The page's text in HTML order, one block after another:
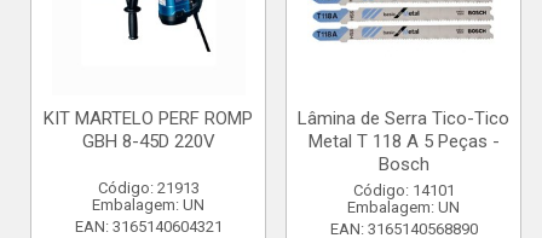
KIT MARTELO PERF ROMP
GBH 8-45D 220V
Código: 21913
Embalagem: UN
EAN: 3165140604321
Lâmina de Serra Tico-Tico
Metal T 118 A 5 Peças -
Bosch
Código: 14101
Embalagem: UN
EAN: 3165140568890